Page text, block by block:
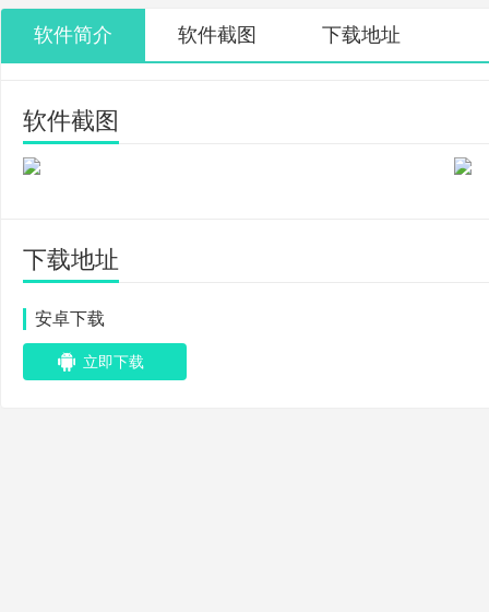
软件简介 软件截图 下载地址
软件截图
下载地址
安卓下载
立即下载